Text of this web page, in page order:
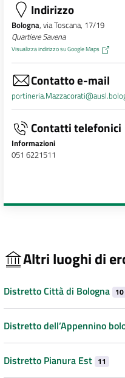
Indirizzo
Bologna, via Toscana, 17/19
Quartiere Savena
Visualizza indirizzo su Google Maps
Contatto e-mail
Contatti telefonici
Informazioni
051 6221511
Altri luoghi di
Distretto Città di Bologna 10
Distretto dell’Appennino
Distretto Pianura Est 11